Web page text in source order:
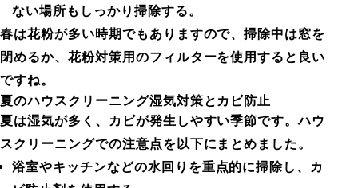
ない場所もしっかり掃除する。
春は花粉が多い時期でもありますので、掃除中は窓を
閉めるか、花粉対策用のフィルターを使用すると良い
ですね。
夏のハウスクリーニング湿気対策とカビ防止
夏は湿気が多く、カビが発生しやすい季節です。ハウ
スクリーニングでの注意点を以下にまとめました。
浴室やキッチンなどの水回りを重点的に掃除し、カ